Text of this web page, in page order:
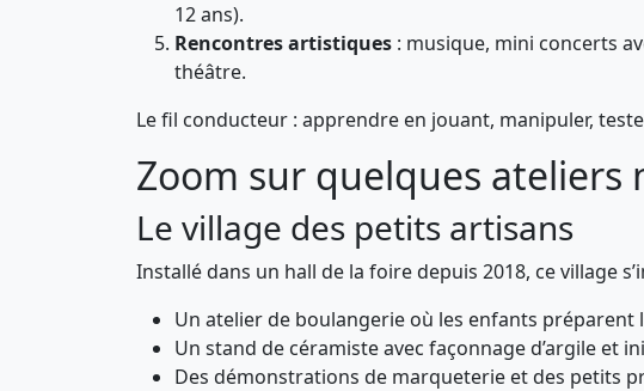
12 ans).
Rencontres artistiques : musique, mini concerts
théâtre.
Le fil conducteur : apprendre en jouant, manipuler,
Zoom sur quelques
Le village des petits artisans
Installé dans un hall de la foire depuis 2018, ce village
Un atelier de boulangerie où les enfants
Un stand de céramiste avec façonnage d’argile et
Des démonstrations de marqueterie et des petits